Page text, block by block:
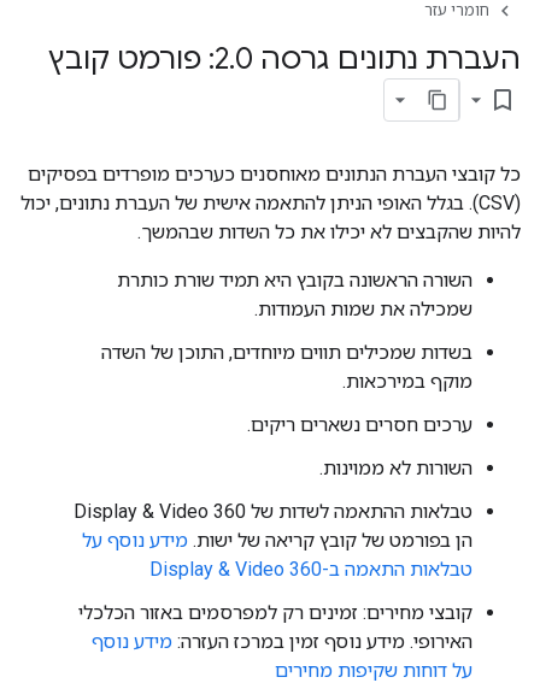
חומרי עזר
העברת נתונים גרסה 2 .0: פורמט קובץ
bookmark_border
כל קובצי העברת הנתונים מאוחסנים כערכים מופרדים בפסיקים
(CSV). בגלל האופי הניתן להתאמה אישית של העברת נתונים, יכול
להיות שהקבצים לא יכילו את כל השדות שבהמשך.
השורה הראשונה בקובץ היא תמיד שורת כותרת
שמכילה את שמות העמודות.
בשדות שמכילים תווים מיוחדים, התוכן של השדה
מוקף במירכאות.
ערכים חסרים נשארים ריקים.
השורות לא ממוינות.
טבלאות ההתאמה לשדות של Display & Video 360
הן בפורמט של קובץ קריאה של ישות. מידע נוסף על
טבלאות התאמה ב-Display & Video 360
קובצי מחירים: זמינים רק למפרסמים באזור הכלכלי
האירופי. מידע נוסף זמין במרכז העזרה: מידע נוסף
על דוחות שקיפות מחירים